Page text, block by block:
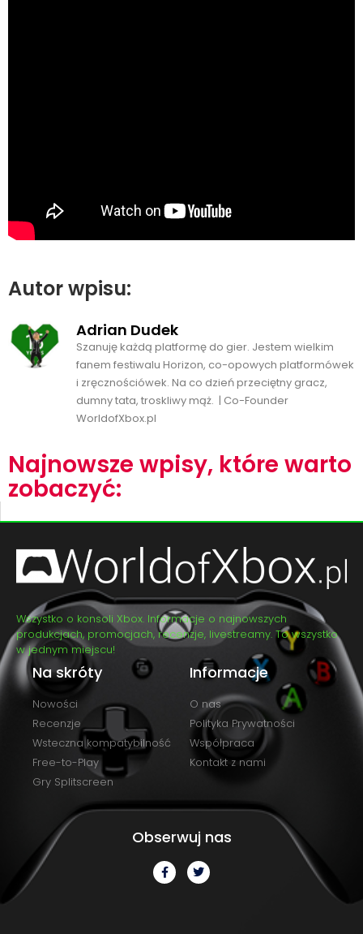
Autor wpisu:
Adrian Dudek
Szanuję każdą platformę do gier. Jestem wielkim
fanem festiwalu Horizon, co-opowych platformówek
i zręcznościówek. Na co dzień przeciętny gracz,
dumny tata, troskliwy mąż. | Co-Founder
WorldofXbox.pl
Najnowsze wpisy, które warto
zobaczyć:
Wszystko o konsoli Xbox. Informacje o najnowszych
produkcjach, promocjach, recenzje, livestreamy. To wszystko
w jednym miejscu!
Na skróty
Nowości
Recenzje
Wsteczna kompatybilność
Free-to-Play
Gry Splitscreen
Informacje
O nas
Polityka Prywatności
Współpraca
Kontakt z nami
Obserwuj nas